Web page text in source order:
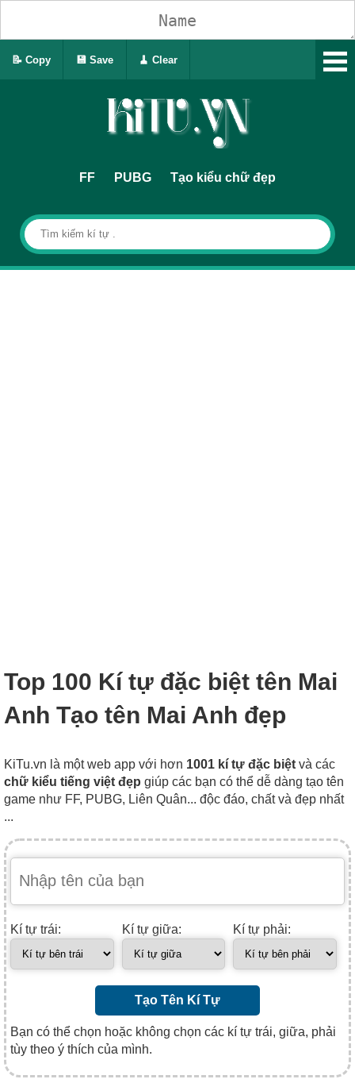
FF PUBG Tạo kiểu chữ đẹp
Top 100 Kí tự đặc biệt tên Mai
Anh Tạo tên Mai Anh đẹp
KiTu.vn là một web app với hơn 1001 kí tự đặc biệt và các
chữ kiểu tiếng việt đẹp giúp các bạn có thể dễ dàng tạo tên
game như FF, PUBG, Liên Quân... độc đáo, chất và đẹp nhất
...
Kí tự trái: Kí tự giữa: Kí tự phải:
Tạo Tên Kí Tự
Bạn có thể chọn hoặc không chọn các kí tự trái, giữa, phải
tùy theo ý thích của mình.
📝 Copy 💾 Save 🧹 Clear